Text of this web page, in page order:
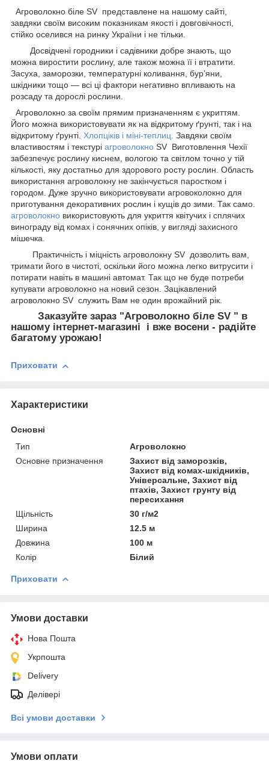
Агроволокно біле SV представлене на нашому сайті,
завдяки своїм високим показникам якості і довговічності,
стійко оселився на ринку України і не тільки.
Досвідчені городники і садівники добре знають, що
можна виростити рослину, але також можна її і втратити.
Засуха, заморозки, температурні коливання, бур’яни,
шкідники тощо — всі ці фактори негативно впливають на
розсаду та дорослі рослини.
Агроволокно за своїм прямим призначенням є укриттям.
Його можна використовувати як на відкритому ґрунті, так і на
відкритому ґрунті. Хлопціків і міні-теплиц. Завдяки своїм
властивостям і текстурі агроволокно SV Виготовлення Чехії
забезпечує рослину киснем, вологою та світлом точно у тій
кількості, яку достатньо для здорового росту рослин. Область
використання агроволокну не закінчується паростком і
городом. Дуже зручно використовувати агровоколокно для
приготування декоративних рослин і кущів до зими. Так само.
агроволокно використовують для укриття квітучих і сплячих
винограду від комах і сонячних опіків, у вигляді захисного
мішечка.
Практичність і міцність агроволокну SV дозволить вам,
тримати його в чистоті, оскільки його можна легко витрусити і
потирати навіть в машині автомат. Так що не буде потреби
купувати агроволокно на новий сезон. Зацікавлений
агроволокно SV служить Вам не один врожайний рік.
Заказуйте зараз "Агроволокно біле SV " в
нашому інтернет-магазині і вже восени - радійте
багатому урожаю!
Приховати
Характеристики
Основні
Тип
Агроволокно
Основне призначення
Захист від заморозків,
Захист від комах-шкідників,
Універсальне, Захист від
птахів, Захист грунту від
пересихання
Щільність
30 г/м2
Ширина
12.5 м
Довжина
100 м
Колір
Білий
Приховати
Умови доставки
Нова Пошта
Укрпошта
Delivery
Делівері
Всі умови доставки
Умови оплати